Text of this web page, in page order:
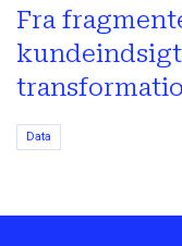
Fra
Data